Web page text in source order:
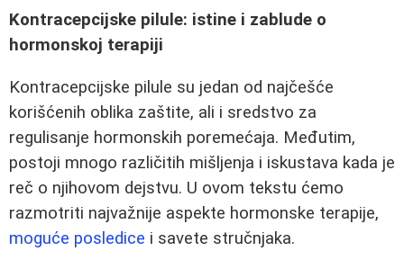
Kontracepcijske pilule: istine i zablude o
hormonskoj terapiji
Kontracepcijske pilule su jedan od najčešće
korišćenih oblika zaštite, ali i sredstvo za
regulisanje hormonskih poremećaja. Međutim,
postoji mnogo različitih mišljenja i iskustava kada je
reč o njihovom dejstvu. U ovom tekstu ćemo
razmotriti najvažnije aspekte hormonske terapije,
moguće posledice i savete stručnjaka.